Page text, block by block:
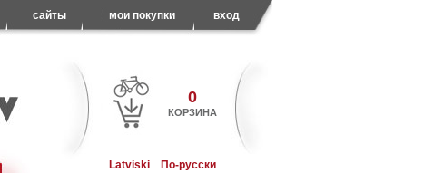
сайты мои покупки вход
0
КОРЗИНА
Latviski По-русски